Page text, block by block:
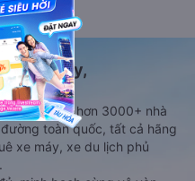
Máy bay,
tiện với hơn 3000+ nhà
toàn quốc, tất cả hãng
xe máy, xe du lịch phủ